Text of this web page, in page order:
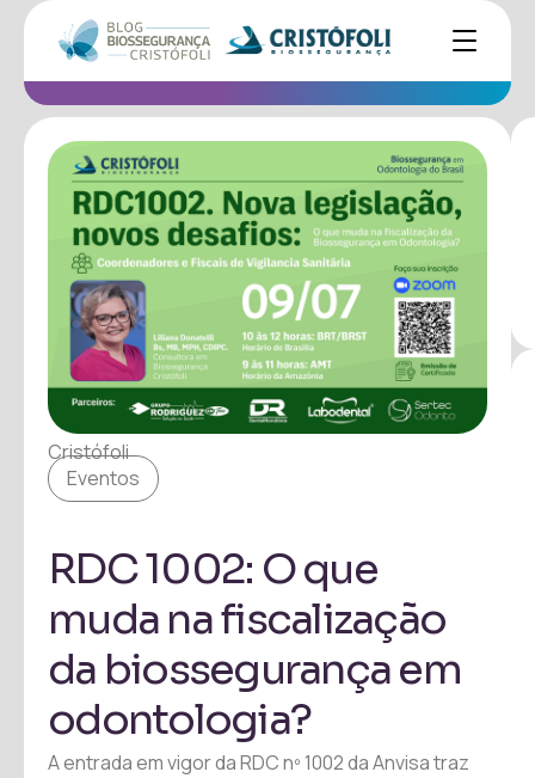
Cristófoli
Eventos
RDC 1002: O que
muda na fiscalização
da biossegurança em
odontologia?
A entrada em vigor da RDC nº 1002 da Anvisa traz